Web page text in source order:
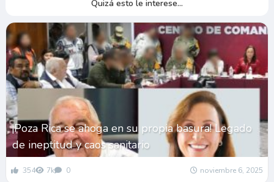
Quizá esto le interese...
¡Poza Rica se ahoga en su propia basura! Legado
de ineptitud y caos sanitario
354 7k 0 noviembre 6, 2025